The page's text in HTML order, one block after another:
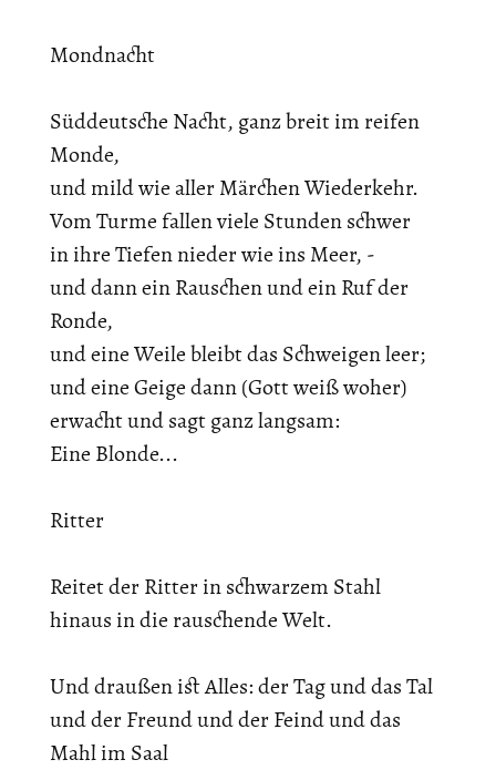
Mondnacht
Süddeutsche Nacht, ganz breit im reifen
Monde,
und mild wie aller Märchen Wiederkehr.
Vom Turme fallen viele Stunden schwer
in ihre Tiefen nieder wie ins Meer, -
und dann ein Rauschen und ein Ruf der
Ronde,
und eine Weile bleibt das Schweigen leer;
und eine Geige dann (Gott weiß woher)
erwacht und sagt ganz langsam:
Eine Blonde...
Ritter
Reitet der Ritter in schwarzem Stahl
hinaus in die rauschende Welt.
Und draußen ist Alles: der Tag und das Tal
und der Freund und der Feind und das
Mahl im Saal